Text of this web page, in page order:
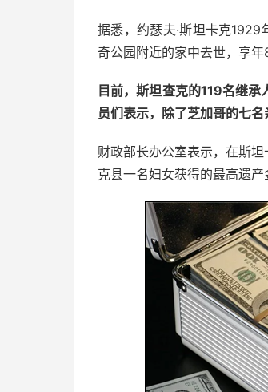
据悉，约瑟夫·斯坦卡克
奇公园附近的家中去世，享
目前，斯坦查克的119名继
员们表示，除了芝加哥的七
财政部长办公室表示，在斯
克县一名妇女获得的最高遗产